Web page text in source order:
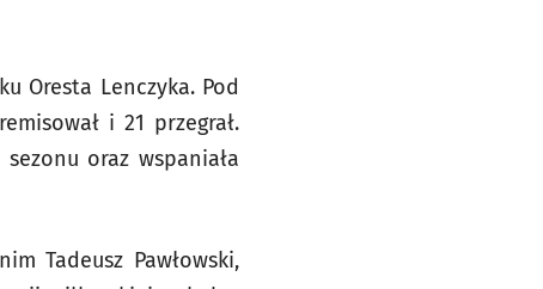
Oresta Lenczyka. Pod
i 21 przegrał.
oraz wspaniała
Tadeusz Pawłowski,